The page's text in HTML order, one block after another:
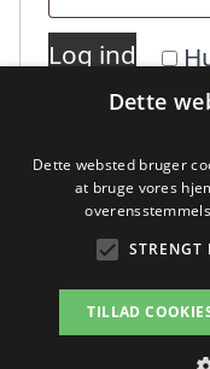
Log ind
Mistet din
Dette
Dette websted bruger
at bruge vores
STRENGT
TILLAD